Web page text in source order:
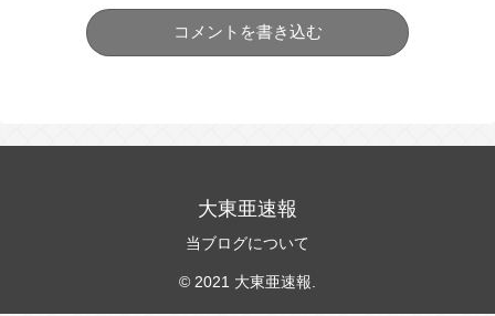
コメントを書き込む
大東亜速報
当ブログについて
© 2021 大東亜速報.